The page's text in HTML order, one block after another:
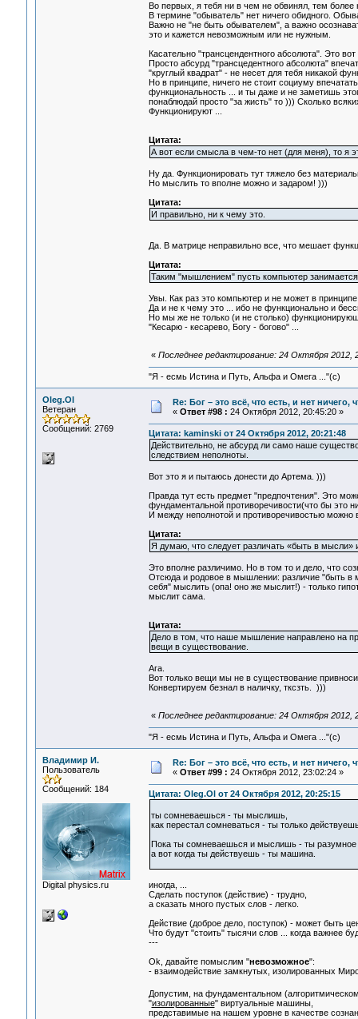
Во первых, я тебя ни в чем не обвинял, тем более
В термине "обыватель" нет ничего обидного.
Важно не "не быть обывателем", а важно
это и кажется невозможным или не нужным.
Касательно "трансцендентного абсолюта". Это
Просто абсурд "трансцедентного абсолюта"
"круглый квадрат" - не несет для тебя никакой
Но в принципе, ничего не стоит социуму
функциональность ... и ты даже и не заметишь
понаблюдай просто "за жисть" то ))) Сколько
Функционируют ...
Цитата:
А вот если смысла в чем-то нет (для меня), то я
Ну да. Функционировать тут тяжело без
Но мыслить то вполне можно и задаром! )))
Цитата:
И правильно, ни к чему это.
Да. В матрице неправильно все, что мешает
Цитата:
Таким "мышлением" пусть компьютер
Увы. Как раз это компьютер и не может в
Да и не к чему это ... ибо не функционально и
Но мы же не только (и не столько)
"Кесарю - кесарево, Богу - богово" ...
« Последнее редактирование: 24 Октября 2012,
"Я - есмь Истина и Путь, Альфа и Омега ..."(с)
Oleg.Ol
Ветеран
Сообщений: 2769
Re: Бог – это всё, что есть, и нет
« Ответ #98 : 24 Октября 2012, 20:45:20 »
Цитата: kaminski от 24 Октября 2012, 20:21:48
Действительно, не абсурд ли само наше
следствием неполноты.
Вот это я и пытаюсь донести до Артема. )))
Правда тут есть предмет "предпочтения". Это
фундаментальной противоречивости(что бы это
И между неполнотой и противоречивостью можно
Цитата:
Я думаю, что следует различать «быть в мысли»
Это вполне различимо. Но в том то и дело, что
Отсюда и родовое в мышлении: различие "быть в
себя" мыслить (опа! оно же мыслит!) - только
мыслит сама.
Цитата:
Дело в том, что наше мышление направлено на
вещи в существование.
Ага.
Вот только вещи мы не в существование
Конвертируем безнал в наличку, тксзть. )))
« Последнее редактирование: 24 Октября 2012,
"Я - есмь Истина и Путь, Альфа и Омега ..."(с)
Владимир И.
Пользователь
Сообщений: 184
Digital physics.ru
Re: Бог – это всё, что есть, и нет
« Ответ #99 : 24 Октября 2012, 23:02:24 »
Цитата: Oleg.Ol от 24 Октября 2012, 20:25:15
ты сомневаешься - ты мыслишь,
как перестал сомневаться - ты только
Пока ты сомневаешься и мыслишь - ты разумное
а вот когда ты действуешь - ты машина.
иногда, ...
Сделать поступок (действие) - трудно,
а сказать много пустых слов - легко.
Действие (доброе дело, поступок) - может быть
Что будут "стоить" тысячи слов ... когда важнее
---
Ok, давайте помыслим "невозможное":
- взаимодействие замкнутых, изолированных
Допустим, на фундаментальном
"изолированные" виртуальные машины,
представимые на нашем уровне в качестве